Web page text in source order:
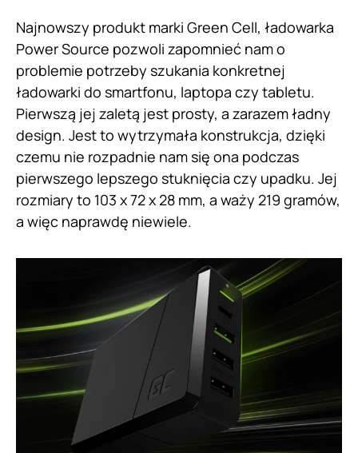
Najnowszy produkt marki Green Cell, ładowarka
Power Source pozwoli zapomnieć nam o
problemie potrzeby szukania konkretnej
ładowarki do smartfonu, laptopa czy tabletu.
Pierwszą jej zaletą jest prosty, a zarazem ładny
design. Jest to wytrzymała konstrukcja, dzięki
czemu nie rozpadnie nam się ona podczas
pierwszego lepszego stuknięcia czy upadku. Jej
rozmiary to 103 x 72 x 28 mm, a waży 219 gramów,
a więc naprawdę niewiele.